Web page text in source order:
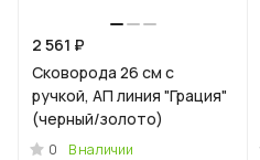
2 561 ₽
Сковорода 26 см с
ручкой, АП линия "Грация"
(черный/золото)
0
В наличии